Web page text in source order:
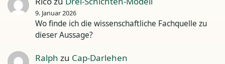
9. Januar 2026
Wo finde ich die wissenschaftliche Fachquelle zu
dieser Aussage?
Ralph zu Cap-Darlehen